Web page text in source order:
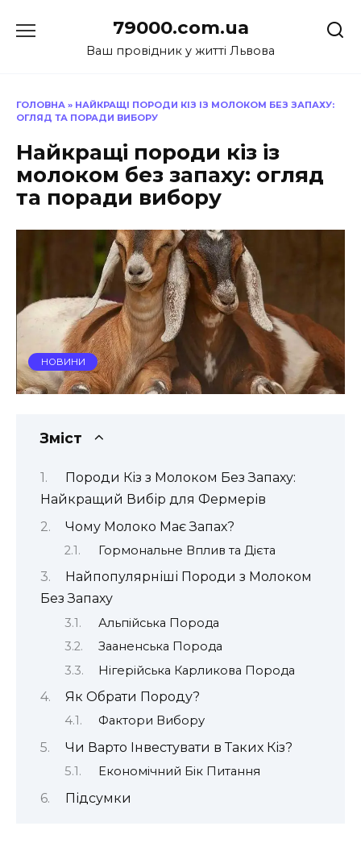
до
79000.com.ua
Ваш провідник у житті Львова
ГОЛОВНА » НАЙКРАЩІ ПОРОДИ КІЗ ІЗ МОЛОКОМ БЕЗ ЗАПАХУ:
ОГЛЯД ТА ПОРАДИ ВИБОРУ
Найкращі породи кіз із
молоком без запаху: огляд
та поради вибору
НОВИНИ
Зміст
Породи Кіз з Молоком Без Запаху:
Найкращий Вибір для Фермерів
Чому Молоко Має Запах?
Гормональне Вплив та Дієта
Найпопулярніші Породи з Молоком
Без Запаху
Альпійська Порода
Зааненська Порода
Нігерійська Карликова Порода
Як Обрати Породу?
Фактори Вибору
Чи Варто Інвестувати в Таких Кіз?
Економічний Бік Питання
Підсумки